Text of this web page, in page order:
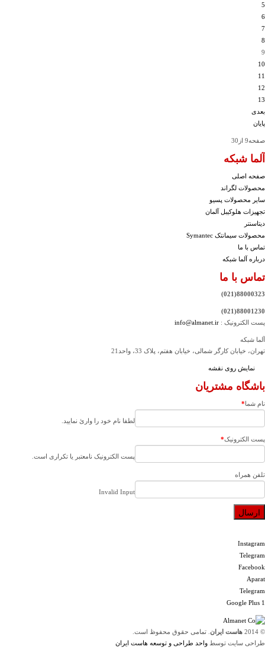
5
6
7
8
9
10
11
12
13
بعدی
پایان
صفحه9 از30
آلما شبکه
صفحه اصلی
محصولات لگراند
سایر محصولات پسیو
تجهیزات هلوکیبل آلمان
دیتاسنتر
محصولات سیمانتک Symantec
تماس با ما
درباره آلما شبکه
تماس با ما
88000323(021)
88001230(021)
پست الکترونیک : info@almanet.ir
آلما شبکه
تهران، خیابان کارگر شمالی، خیابان هفتم، پلاک 33، واحد21
نمایش روی نقشه
باشگاه مشتریان
نام شما*
لطفا نام خود را وارئ نمایید.
پست الکترونیک*
پست الکترونیک نامعتبر یا تکراری است.
تلفن همراه
Invalid Input
ارسال
Instagram
Telegram
Facebook
Aparat
Telegram
Google Plus 1
© 2014 هاست ایران . تمامی حقوق محفوظ است.
طراحی سایت توسط واحد طراحی و توسعه هاست ایران